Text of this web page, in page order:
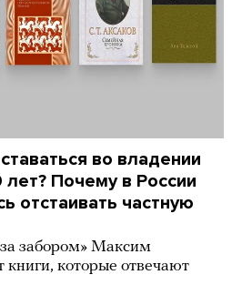
во владении
Почему в России
отстаивать частную
забором» Максим
книги, которые отвечают